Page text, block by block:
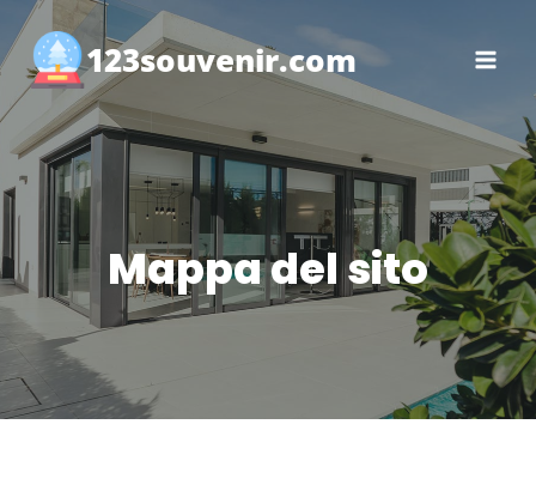
Salta
al
contenuto123souvenir.com
Mappa del sito